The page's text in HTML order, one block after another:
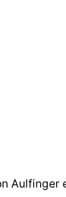
Aulfinger